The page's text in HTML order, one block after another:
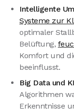
Intelligente
Systeme zur
optimaler
Belüftung,
Komfort und
beeinflusst.
Big Data und
Algorithmen
Erkenntnisse